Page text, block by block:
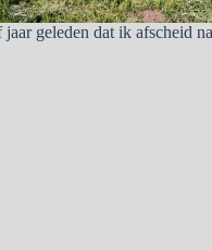
geleden dat ik afscheid